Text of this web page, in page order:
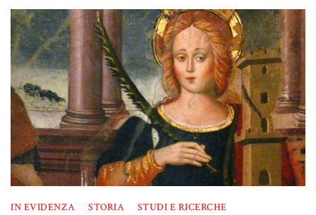
IN EVIDENZA STORIA STUDI E RICERCHE